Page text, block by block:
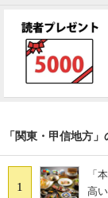
「関東・甲信地方
1
「
高